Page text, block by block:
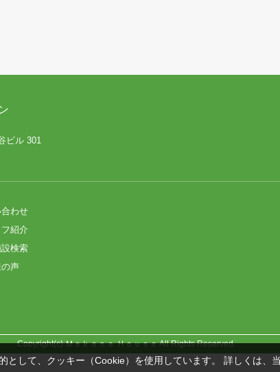
ビル 301
わせ
紹介
検索
声
Copyright(c) Ｍａｋａｎａ Ｈｏｕｓｅ All Rights Reserved.
として、クッキー（Cookie）を使用しています。 詳しくは、